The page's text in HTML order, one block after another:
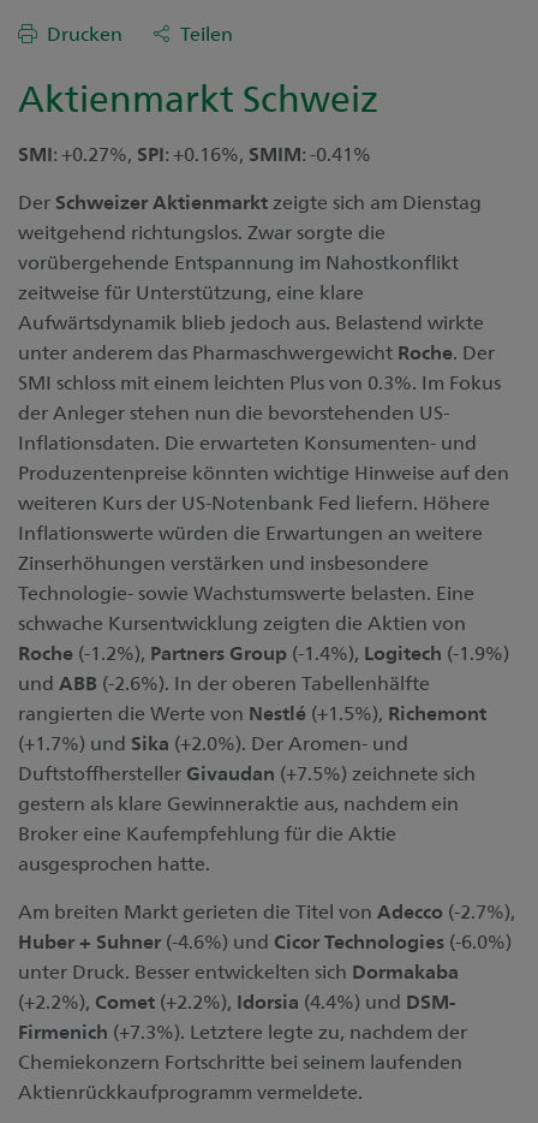
Drucken Teilen
Aktienmarkt Schweiz
SMI: +0.27%, SPI: +0.16%, SMIM: -0.41%
Der SchweizerAktienmarktzeigte sich am Dienstag
weitgehend richtungslos. Zwar sorgte die
vorübergehende Entspannung im Nahostkonflikt
zeitweise für Unterstützung, eine klare
Aufwärtsdynamik blieb jedoch aus. Belastend wirkte
unter anderem das Pharmaschwergewicht Roche. Der
SMI schloss mit einem leichten Plus von 0.3%. Im Fokus
der Anleger stehen nun die bevorstehenden US-
Inflationsdaten. Die erwarteten Konsumenten- und
Produzentenpreise könnten wichtige Hinweise auf den
weiteren Kurs der US-Notenbank Fed liefern. Höhere
Inflationswerte würden die Erwartungen an weitere
Zinserhöhungen verstärken und insbesondere
Technologie- sowie Wachstumswerte belasten. Eine
schwache Kursentwicklung zeigten die Aktien von
Roche (-1.2%), Partners Group (-1.4%), Logitech (-1.9%)
und ABB (-2.6%). In der oberen Tabellenhälfte
rangierten die Werte von Nestlé (+1.5%), Richemont
(+1.7%) und Sika (+2.0%). Der Aromen- und
Duftstoffhersteller Givaudan (+7.5%) zeichnete sich
gestern als klare Gewinneraktie aus, nachdem ein
Broker eine Kaufempfehlung für die Aktie
ausgesprochen hatte.
Am breiten Markt gerieten die Titel von Adecco (-2.7%),
Huber + Suhner (-4.6%) und CicorTechnologies (-6.0%)
unter Druck. Besser entwickelten sich Dormakaba
(+2.2%), Comet (+2.2%), Idorsia (4.4%) und DSM-
Firmenich (+7.3%). Letztere legte zu, nachdem der
Chemiekonzern Fortschritte bei seinem laufenden
Aktienrückkaufprogramm vermeldete.